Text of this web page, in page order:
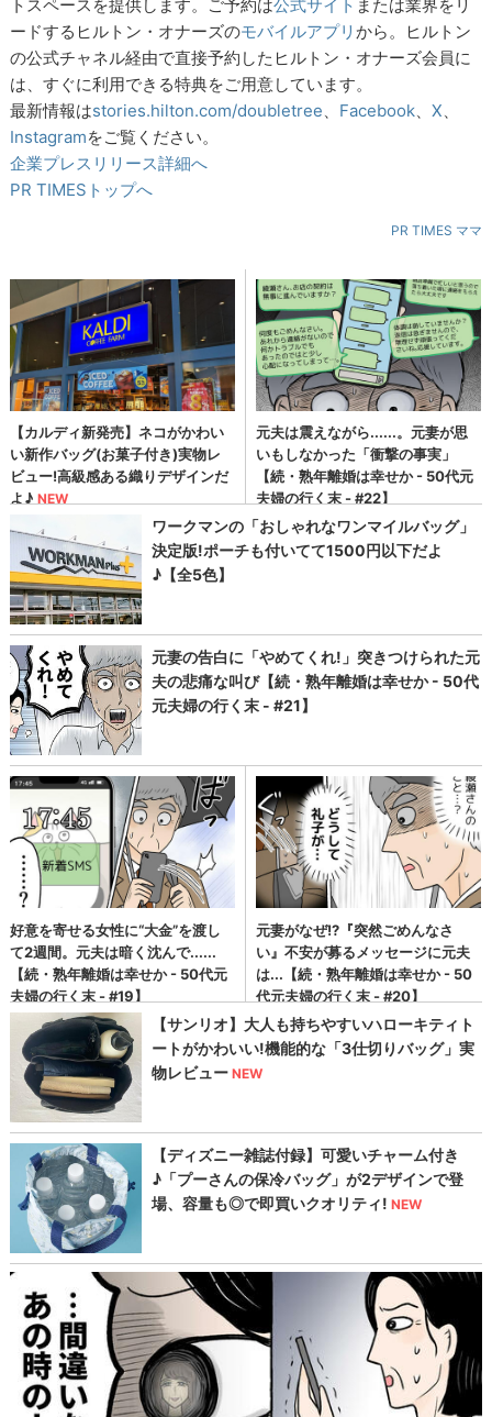
トスペースを提供します。ご予約は公式サイト または業界をリ
ードするヒルトン・オナーズのモバイルアプリから。ヒルトン
の公式チャネル経由で直接予約したヒルトン・オナーズ会員に
は、すぐに利用できる特典をご用意しています。
最新情報はstories.hilton.com/doubletree、 Facebook、X、
Instagramをご覧ください。
企業プレスリリース詳細へ
PR TIMESトップへ
PR TIMES ママ